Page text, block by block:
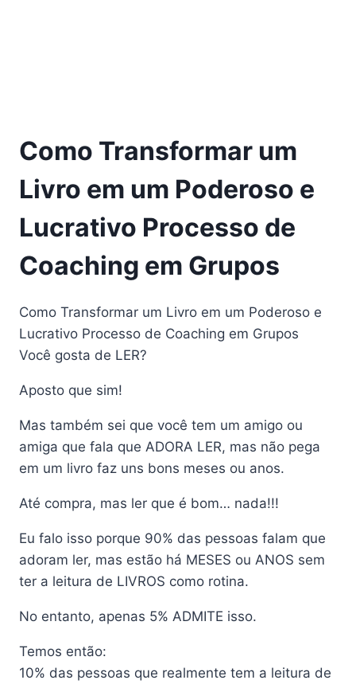
Como Transformar um
Livro em um Poderoso e
Lucrativo Processo de
Coaching em Grupos
Como Transformar um Livro em um Poderoso e
Lucrativo Processo de Coaching em Grupos
Você gosta de LER?
Aposto que sim!
Mas também sei que você tem um amigo ou
amiga que fala que ADORA LER, mas não pega
em um livro faz uns bons meses ou anos.
Até compra, mas ler que é bom… nada!!!
Eu falo isso porque 90% das pessoas falam que
adoram ler, mas estão há MESES ou ANOS sem
ter a leitura de LIVROS como rotina.
No entanto, apenas 5% ADMITE isso.
Temos então:
10% das pessoas que realmente tem a leitura de